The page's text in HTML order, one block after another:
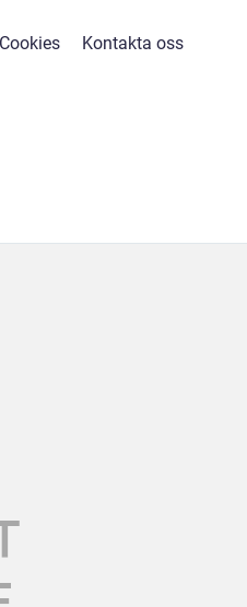
Cookies Kontakta oss